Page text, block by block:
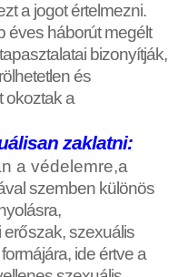
a jogot értelmezni.
éves háborút megélt
bizonyítják,
és
okoztak a
zaklatni:
a védelemre,a
szemben különös
erőszak, szexuális
ide értve a